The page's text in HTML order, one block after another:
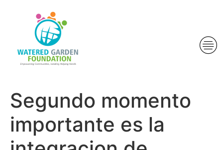
Segundo momento
importante es la